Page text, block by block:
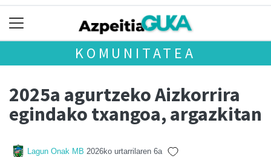
KOMUNITATEA
2025a agurtzeko Aizkorrira
egindako txangoa, argazkitan
Lagun Onak MB 2026ko urtarrilaren 6a